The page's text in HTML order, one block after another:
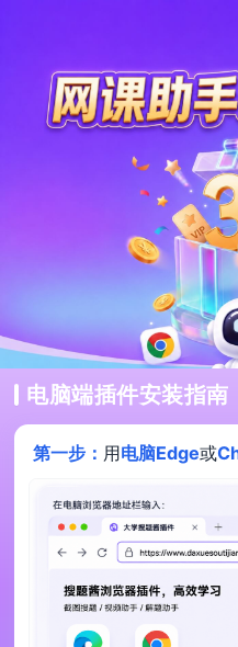
电脑端插件安装指南
第一步： 用电脑Edge或